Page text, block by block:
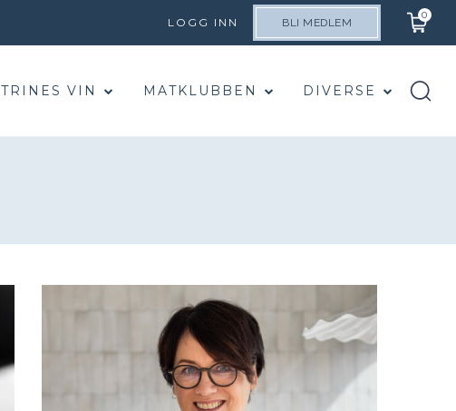
LOGG INN BLI MEDLEM
0
TRINES VIN MATKLUBBEN DIVERSE